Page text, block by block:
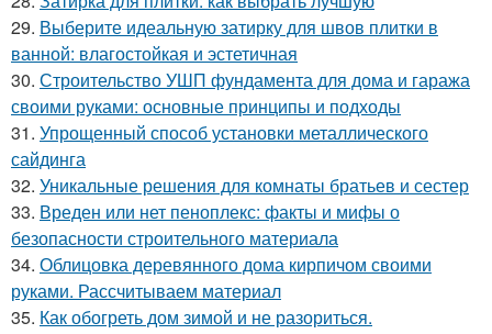
29. Выберите идеальную затирку для швов плитки в
ванной: влагостойкая и эстетичная
30. Строительство УШП фундамента для дома и гаража
своими руками: основные принципы и подходы
31. Упрощенный способ установки металлического
сайдинга
32. Уникальные решения для комнаты братьев и сестер
33. Вреден или нет пеноплекс: факты и мифы о
безопасности строительного материала
34. Облицовка деревянного дома кирпичом своими
руками. Рассчитываем материал
35. Как обогреть дом зимой и не разориться.